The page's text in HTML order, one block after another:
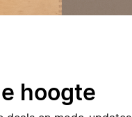
hoogte